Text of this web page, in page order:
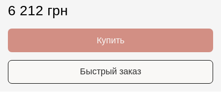
6 212 грн
Купить
Быстрый заказ